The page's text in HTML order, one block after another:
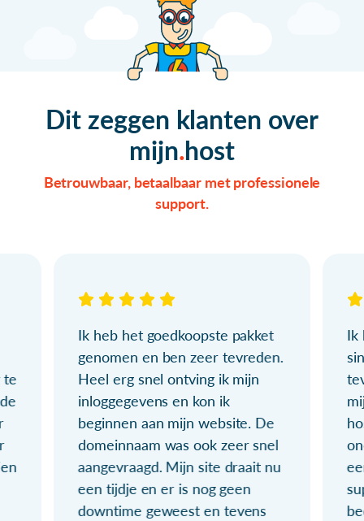
Dit zeggen klanten over
mijn host
Betrouwbaar, betaalbaar met professionele
support.
te
Ik heb het goedkoopste pakket
genomen en ben zeer tevreden.
Heel erg snel ontving ik mijn
inloggegevens en kon ik
beginnen aan mijn website. De
domeinnaam was ook zeer snel
aangevraagd. Mijn site draait nu
een tijdje en er is nog geen
downtime geweest en tevens
Ik